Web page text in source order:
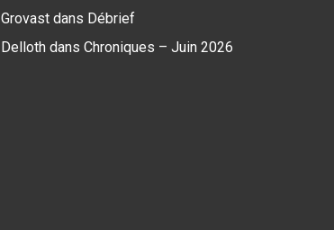
Grovast dans Débrief
Delloth dans Chroniques – Juin 2026